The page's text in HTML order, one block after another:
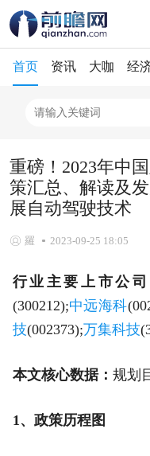
首页 资讯 大咖 经
重磅！2023年中
策汇总、解读及
展自动驾驶技术
羅 2023-09-25 18:05
行业主要上市公司
(300212);中远海科
技(002373);万集科技
本文核心数据： 规划
1、政策历程图